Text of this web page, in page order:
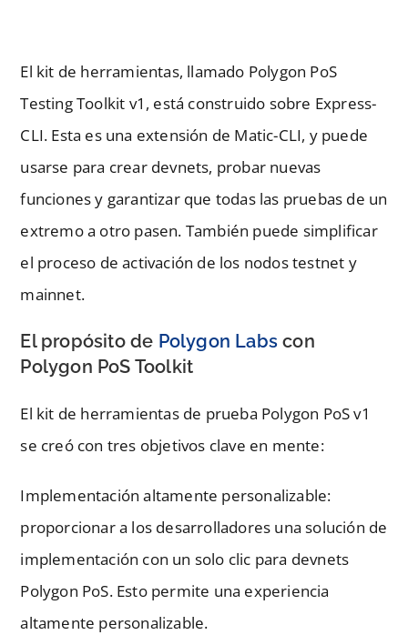
El kit de herramientas, llamado Polygon PoS
Testing Toolkit v1, está construido sobre Express-
CLI. Esta es una extensión de Matic-CLI, y puede
usarse para crear devnets, probar nuevas
funciones y garantizar que todas las pruebas de un
extremo a otro pasen. También puede simplificar
el proceso de activación de los nodos testnet y
mainnet.
El propósito de Polygon Labs con
Polygon PoS Toolkit
El kit de herramientas de prueba Polygon PoS v1
se creó con tres objetivos clave en mente:
Implementación altamente personalizable:
proporcionar a los desarrolladores una solución de
implementación con un solo clic para devnets
Polygon PoS. Esto permite una experiencia
altamente personalizable.